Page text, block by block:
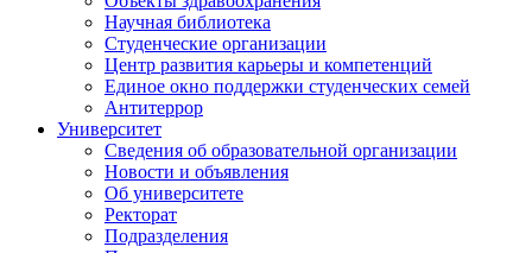
Научная библиотека
Студенческие организации
Центр развития карьеры и компетенций
Единое окно поддержки студенческих семей
Антитеррор
Университет
Сведения об образовательной организации
Новости и объявления
Об университете
Ректорат
Подразделения